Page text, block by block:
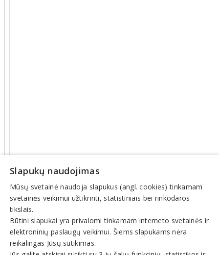
© INFOMINTA, UAB. Visos teisės saugomos. Telefonas+370
6900 1551. El. paštasinfo@1551.info
Slapukų naudojimas
Mūsų svetainė naudoja slapukus (angl. cookies) tinkamam
svetainės veikimui užtikrinti, statistiniais bei rinkodaros
tikslais.
Būtini slapukai yra privalomi tinkamam interneto svetainės ir
elektroninių paslaugų veikimui. Šiems slapukams nėra
reikalingas Jūsų sutikimas.